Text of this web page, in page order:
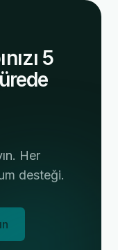
5
Her
desteği.